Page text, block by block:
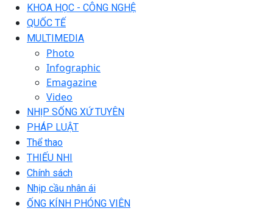
KHOA HỌC - CÔNG NGHỆ
QUỐC TẾ
MULTIMEDIA
Photo
Infographic
Emagazine
Video
NHỊP SỐNG XỨ TUYÊN
PHÁP LUẬT
Thể thao
THIẾU NHI
Chính sách
Nhịp cầu nhân ái
ỐNG KÍNH PHÓNG VIÊN